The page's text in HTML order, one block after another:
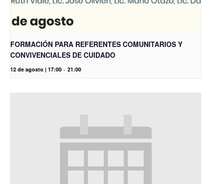
FORMACIÓN PARA REFERENTES COMUNITARIOS Y
CONVIVENCIALES DE CUIDADO
12 de agosto | 17:00 - 21:00